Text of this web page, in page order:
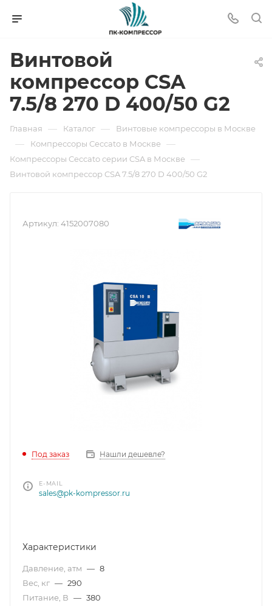
Винтовой
компрессор CSA
7.5/8 270 D 400/50 G2
Главная — Каталог — Винтовые компрессоры в Москве
— Компрессоры Ceccato в Москве —
Компрессоры Ceccato серии CSA в Москве —
Винтовой компрессор CSA 7.5/8 270 D 400/50 G2
Артикул: 4152007080
Под заказ Нашли дешевле?
E-MAIL
sales@pk-kompressor.ru
Характеристики
Давление, атм — 8
Вес, кг — 290
Питание, В — 380